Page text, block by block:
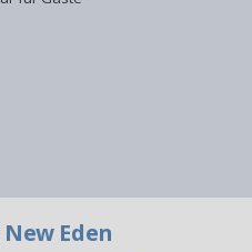
Eden